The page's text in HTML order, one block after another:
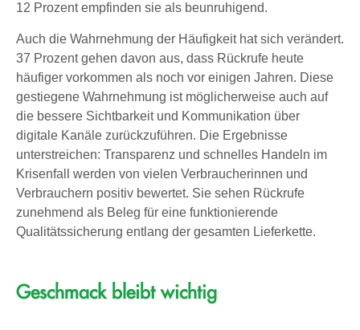
12 Prozent empfinden sie als beunruhigend.
Auch die Wahrnehmung der Häufigkeit hat sich verändert.
37 Prozent gehen davon aus, dass Rückrufe heute
häufiger vorkommen als noch vor einigen Jahren. Diese
gestiegene Wahrnehmung ist möglicherweise auch auf
die bessere Sichtbarkeit und Kommunikation über
digitale Kanäle zurückzuführen. Die Ergebnisse
unterstreichen: Transparenz und schnelles Handeln im
Krisenfall werden von vielen Verbraucherinnen und
Verbrauchern positiv bewertet. Sie sehen Rückrufe
zunehmend als Beleg für eine funktionierende
Qualitätssicherung entlang der gesamten Lieferkette.
Geschmack bleibt wichtig